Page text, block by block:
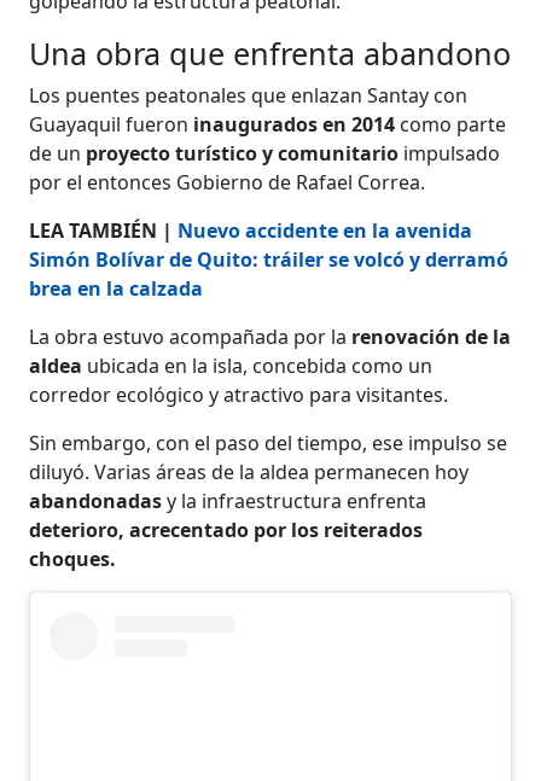
Una obra que enfrenta abandono
Los puentes peatonales que enlazan Santay con
Guayaquil fueron inaugurados en 2014 como parte
de un proyecto turístico y comunitario impulsado
por el entonces Gobierno de Rafael Correa.
LEA TAMBIÉN | Nuevo accidente en la avenida
Simón Bolívar de Quito: tráiler se volcó y derramó
brea en la calzada
La obra estuvo acompañada por la renovación de la
aldea ubicada en la isla, concebida como un
corredor ecológico y atractivo para visitantes.
Sin embargo, con el paso del tiempo, ese impulso se
diluyó. Varias áreas de la aldea permanecen hoy
abandonadasy la infraestructura enfrenta
deterioro, acrecentado por los reiterados
choques.